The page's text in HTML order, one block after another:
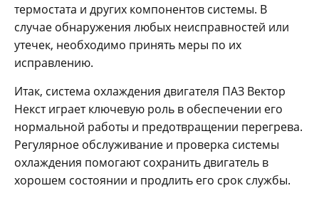
термостата и других компонентов системы. В
случае обнаружения любых неисправностей или
утечек, необходимо принять меры по их
исправлению.
Итак, система охлаждения двигателя ПАЗ Вектор
Некст играет ключевую роль в обеспечении его
нормальной работы и предотвращении перегрева.
Регулярное обслуживание и проверка системы
охлаждения помогают сохранить двигатель в
хорошем состоянии и продлить его срок службы.